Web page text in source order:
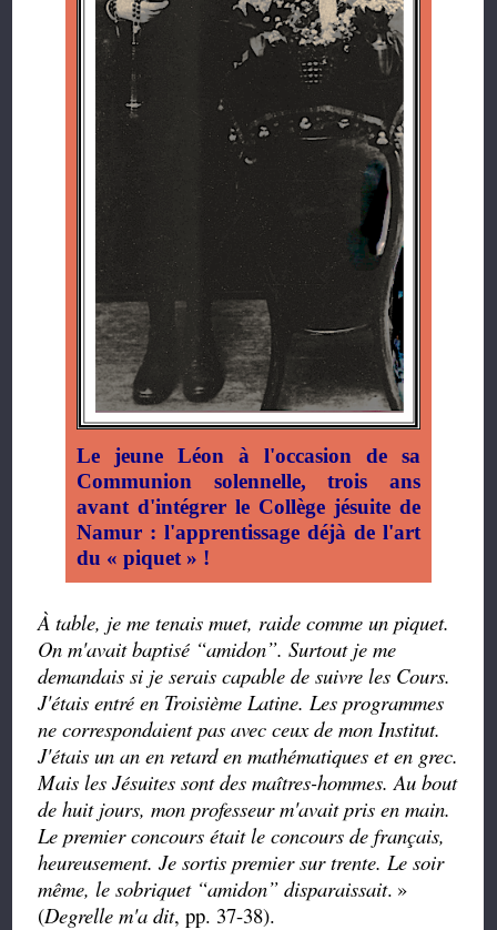
Le jeune Léon à l'occasion de sa
Communion solennelle, trois ans
avant d'intégrer le Collège jésuite de
Namur : l'apprentissage déjà de l'art
du « piquet » !
À table, je me tenais muet, raide comme un piquet.
On m'avait baptisé “amidon”. Surtout je me
demandais si je serais capable de suivre les Cours.
J'étais entré en Troisième Latine. Les programmes
ne correspondaient pas avec ceux de mon Institut.
J'étais un an en retard en mathématiques et en grec.
Mais les Jésuites sont des maîtres-hommes. Au bout
de huit jours, mon professeur m'avait pris en main.
Le premier concours était le concours de français,
heureusement. Je sortis premier sur trente. Le soir
même, le sobriquet “amidon” disparaissait. »
(Degrelle m'a dit, pp. 37-38).